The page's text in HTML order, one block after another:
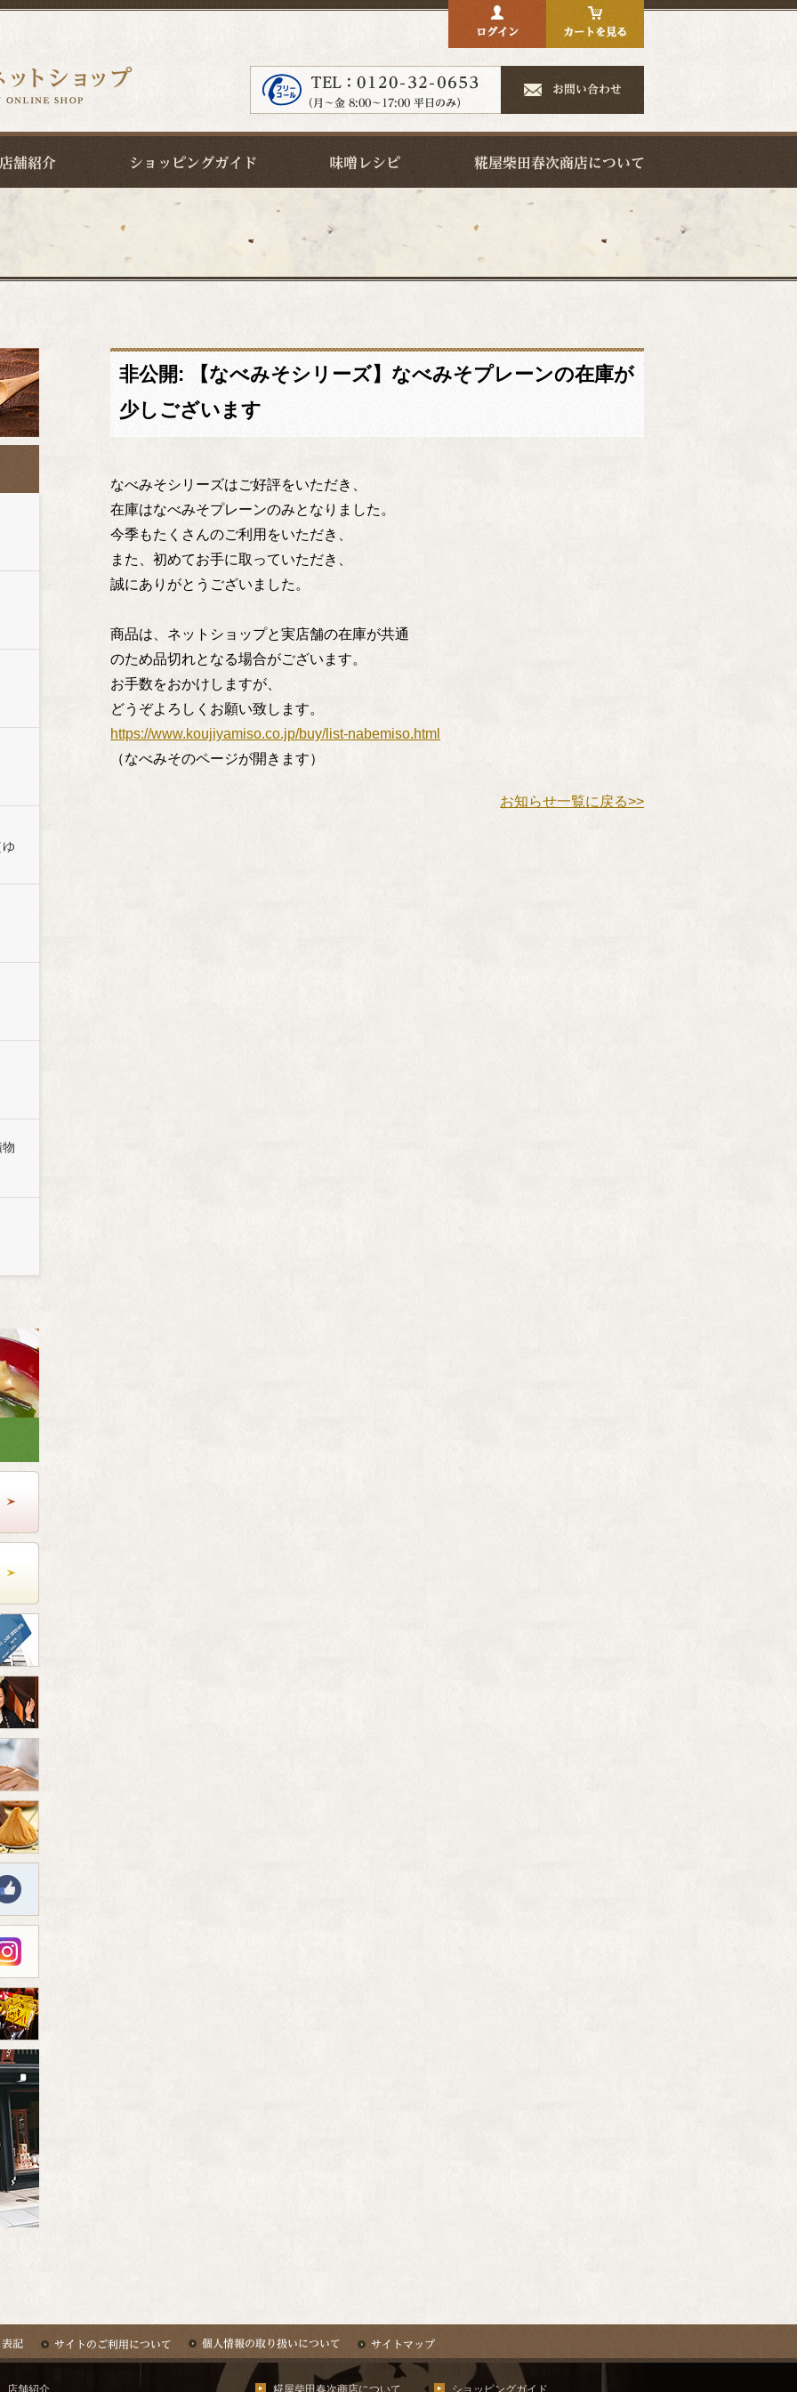
非公開: 【なべみそシリーズ】なべみそプレーンの在庫が
少しございます
なべみそシリーズはご好評をいただき、
在庫はなべみそプレーンのみとなりました。
今季もたくさんのご利用をいただき、
また、初めてお手に取っていただき、
誠にありがとうございました。
商品は、ネットショップと実店舗の在庫が共通
のため品切れとなる場合がございます。
お手数をおかけしますが、
どうぞよろしくお願い致します。
https://www.koujiyamiso.co.jp/buy/list-nabemiso.html
（なべみそのページが開きます）
お知らせ一覧に戻る>>
店舗紹介 糀屋柴田春次商店について ショッピングガイド